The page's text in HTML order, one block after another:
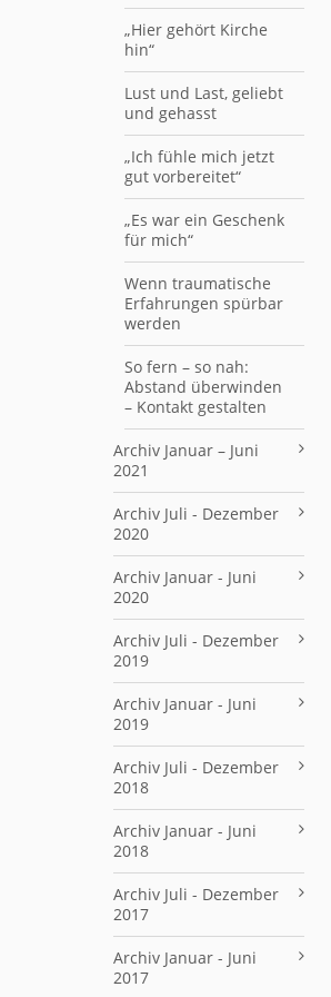
„Hier gehört Kirche
hin“
Lust und Last, geliebt
und gehasst
„Ich fühle mich jetzt
gut vorbereitet“
„Es war ein Geschenk
für mich“
Wenn traumatische
Erfahrungen spürbar
werden
So fern – so nah:
Abstand überwinden
– Kontakt gestalten
Archiv Januar – Juni
2021
Archiv Juli - Dezember
2020
Archiv Januar - Juni
2020
Archiv Juli - Dezember
2019
Archiv Januar - Juni
2019
Archiv Juli - Dezember
2018
Archiv Januar - Juni
2018
Archiv Juli - Dezember
2017
Archiv Januar - Juni
2017